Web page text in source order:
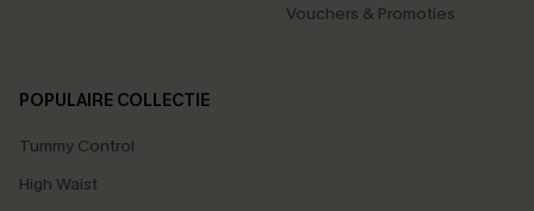
Vouchers & Promoties
POPULAIRE COLLECTIE
Tummy Control
High Waist